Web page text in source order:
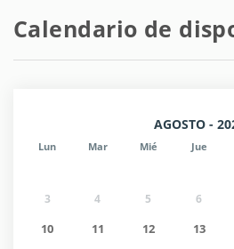
Calendario de
AGOSTO -
Lun Mar Mié Jue
3
4 5 6
10 11 12 13